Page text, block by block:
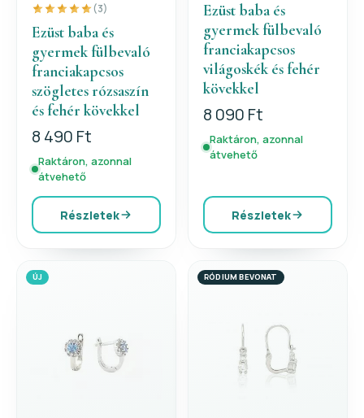
(3)
Ezüst baba és
gyermek fülbevaló
franciakapcsos
szögletes rózsaszín
és fehér kövekkel
8 490 Ft
Raktáron, azonnal
átvehető
Részletek
Ezüst baba és
gyermek fülbevaló
franciakapcsos
világoskék és fehér
kövekkel
8 090 Ft
Raktáron, azonnal
átvehető
Részletek
ÚJ RÓDIUM BEVONAT